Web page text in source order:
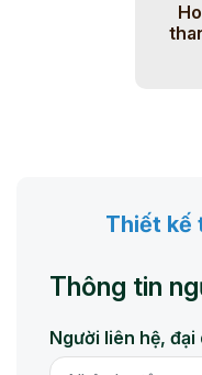
Thiết kế
Thông tin
Người liên hệ,